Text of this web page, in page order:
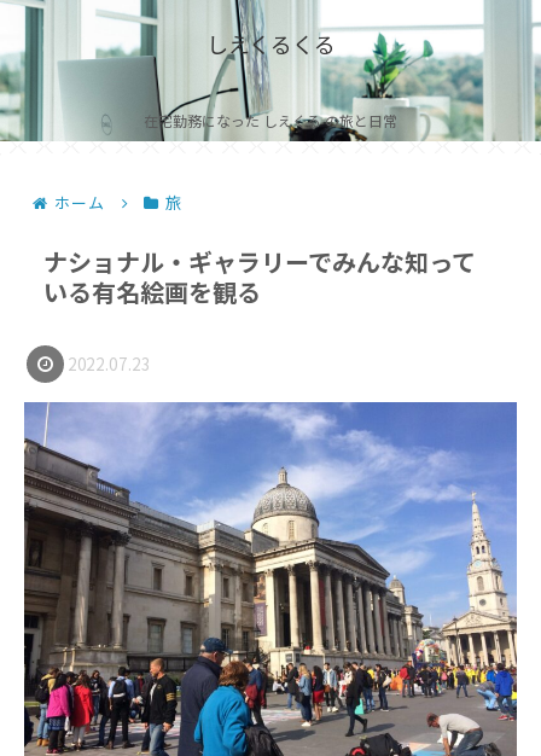
しえくるくる
在宅勤務になった しえくる の旅と日常
ホーム 旅
ナショナル・ギャラリーでみんな知って
いる有名絵画を観る
2022.07.23